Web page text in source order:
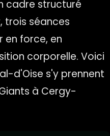
cadre structuré
trois séances
en force, en
corporelle. Voici
d'Oise s'y prennent
à Cergy-